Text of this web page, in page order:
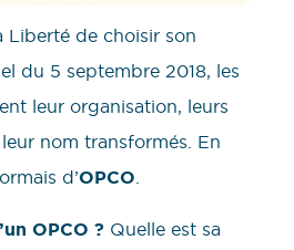
Liberté de choisir son
du 5 septembre 2018, les
leur organisation, leurs
nom transformés. En
d’OPCO
OPCO ? Quelle est sa